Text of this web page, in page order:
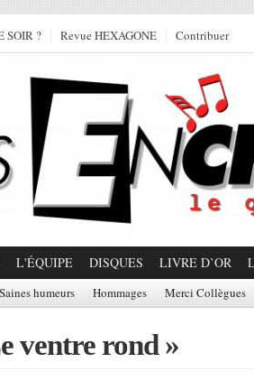
SOIR ? Revue HEXAGONE Contribuer
L'ÉQUIPE DISQUES LIVRE D’OR
Saines humeurs Hommages Merci Collègues
ventre rond »